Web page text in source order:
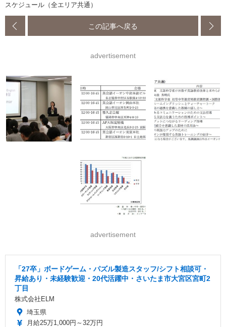
スケジュール（全エリア共通）
この記事へ戻る
advertisement
advertisement
「27卒」ボードゲーム・パズル製造スタッフ/シフト相談可・
昇給あり・未経験歓迎・20代活躍中・さいたま市大宮区宮町2
丁目
株式会社ELM
埼玉県
月給25万1,000円～32万円